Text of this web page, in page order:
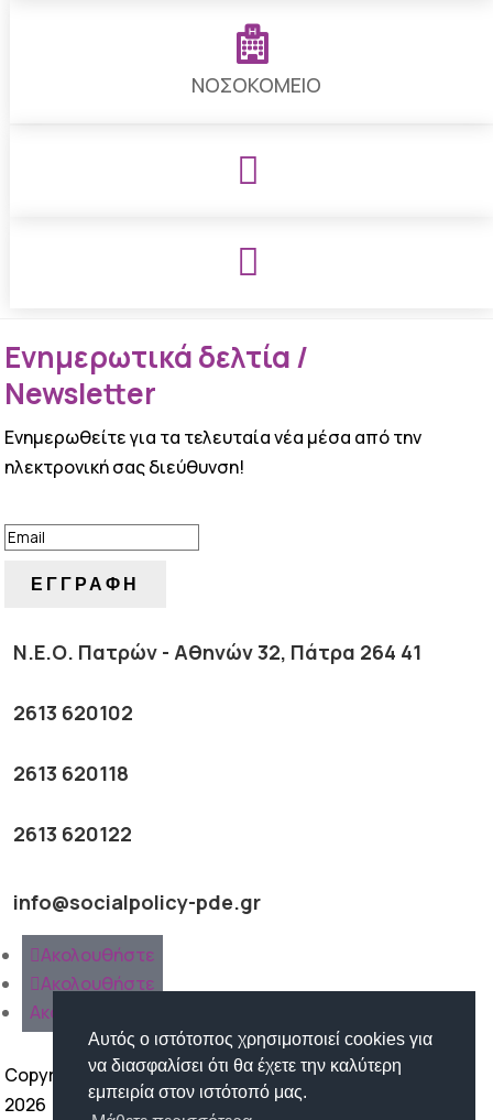
Αυτός ο ιστότοπος χρησιμοποιεί cookies για
να διασφαλίσει ότι θα έχετε την καλύτερη
εμπειρία στον ιστότοπό μας.

ΝΟΣΟΚΟΜΕΙΟ


Ενημερωτικά δελτία /
Newsletter
Ενημερωθείτε για τα τελευταία νέα μέσα από την
ηλεκτρονική σας διεύθυνση!
ΕΓΓΡΑΦΗ
Ν.Ε.Ο. Πατρών - Αθηνών 32, Πάτρα 264 41
2613 620102
2613 620118
2613 620122
info@socialpolicy-pde.gr
Ακολουθήστε
Ακολουθήστε
Ακολουθήστε
Copyright ©
2026